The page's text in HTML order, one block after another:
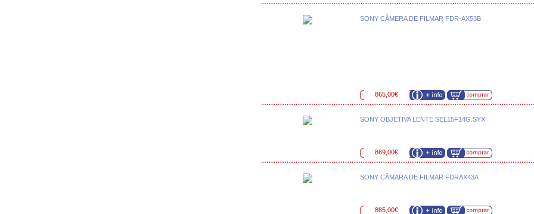
SONY CÂMERA DE FILMAR FDR-AX53B
865,00€
SONY OBJETIVA LENTE SEL15F14G.SYX
869,00€
SONY CÂMARA DE FILMAR FDRAX43A
885,00€